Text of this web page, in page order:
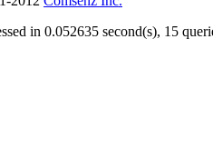
in 0.052635 second(s), 15